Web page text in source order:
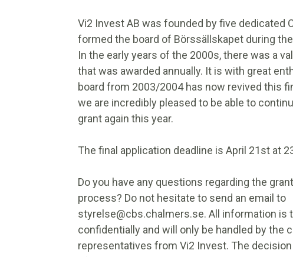
Vi2 Invest AB was founded by five dedicated
formed the board of Börssällskapet during
In the early years of the 2000s, there was a
that was awarded annually. It is with great
board from 2003/2004 has now revived this
we are incredibly pleased to be able to
grant again this year.
The final application deadline is April 21st at
Do you have any questions regarding the
process? Do not hesitate to send an email to
styrelse@cbs.chalmers.se. All information is
confidentially and will only be handled by the
representatives from Vi2 Invest. The